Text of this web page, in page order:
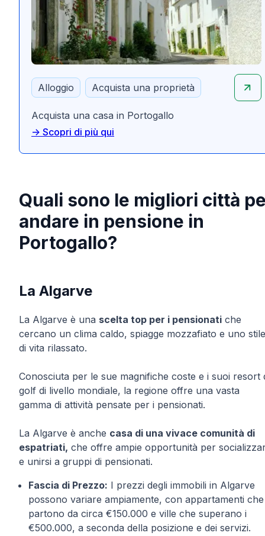
Alloggio Acquista una proprietà
Acquista una casa in Portogallo
-> Scopri di più qui
Quali sono le migliori città
andare in pensione in
Portogallo?
La Algarve
La Algarve è una scelta top per i pensionati che
cercano un clima caldo, spiagge mozzafiato e uno stile
di vita rilassato.
Conosciuta per le sue magnifiche coste e i suoi resort
golf di livello mondiale, la regione offre una vasta
gamma di attività pensate per i pensionati.
La Algarve è anche casa di una vivace comunità di
espatriati, che offre ampie opportunità per
e unirsi a gruppi di pensionati.
Fascia di Prezzo: I prezzi degli immobili in Algarve
possono variare ampiamente, con appartamenti che
partono da circa €150.000 e ville che superano i
€500.000, a seconda della posizione e dei servizi.